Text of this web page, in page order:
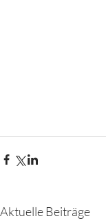
Aktuelle Beiträge